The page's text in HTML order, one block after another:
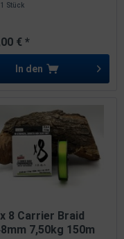
1 Stück
€ *
In den
8 Carrier Braid
7,50kg 150m